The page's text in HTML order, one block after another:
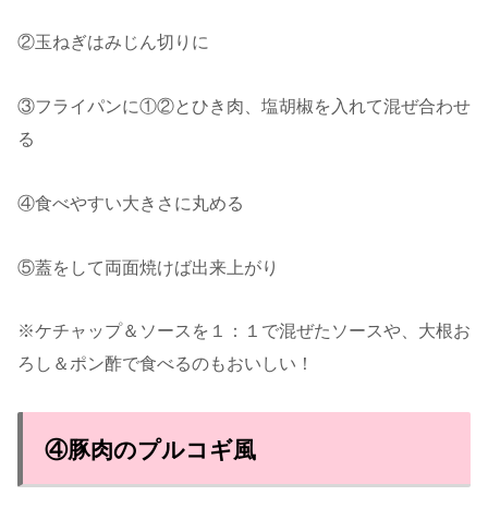
②玉ねぎはみじん切りに
③フライパンに①②とひき肉、塩胡椒を入れて混ぜ合わせ
る
④食べやすい大きさに丸める
⑤蓋をして両面焼けば出来上がり
※ケチャップ＆ソースを１：１で混ぜたソースや、大根お
ろし＆ポン酢で食べるのもおいしい！
④豚肉のプルコギ風